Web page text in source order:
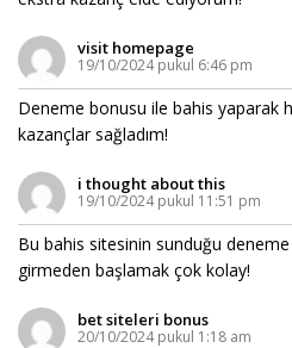
visit homepage
19/10/2024 pukul 6:46 pm
Deneme bonusu ile bahis yaparak
kazançlar sağladım!
i thought about this
19/10/2024 pukul 11:51 pm
Bu bahis sitesinin sunduğu
girmeden başlamak çok kolay!
bet siteleri bonus
20/10/2024 pukul 1:18 am